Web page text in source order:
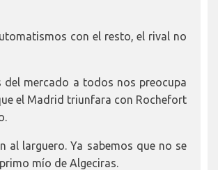
con el resto, el rival no
del mercado a todos nos preocupa
el Madrid triunfara con Rochefort
al larguero. Ya sabemos que no se
mío de Algeciras.